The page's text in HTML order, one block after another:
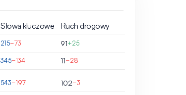
Słowa kluczowe Ruch drogowy
215−73 91+25
345−134 11−28
543−197 102−3